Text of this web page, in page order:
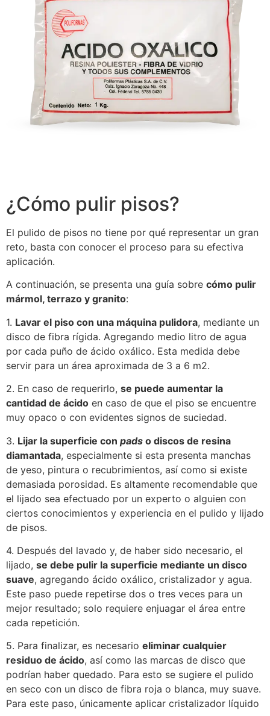
¿Cómo pulir pisos?
El pulido de pisos no tiene por qué representar un gran
reto, basta con conocer el proceso para su efectiva
aplicación.
A continuación, se presenta una guía sobre cómo pulir
mármol, terrazo y granito:
1. Lavar el piso con una máquina pulidora, mediante un
disco de fibra rígida. Agregando medio litro de agua
por cada puño de ácido oxálico. Esta medida debe
servir para un área aproximada de 3 a 6 m2.
2. En caso de requerirlo, se puede aumentar la
cantidad de ácido en caso de que el piso se encuentre
muy opaco o con evidentes signos de suciedad.
3. Lijar la superficie con pads o discos de resina
diamantada, especialmente si esta presenta manchas
de yeso, pintura o recubrimientos, así como si existe
demasiada porosidad. Es altamente recomendable que
el lijado sea efectuado por un experto o alguien con
ciertos conocimientos y experiencia en el pulido y lijado
de pisos.
4. Después del lavado y, de haber sido necesario, el
lijado, se debe pulir la superficie mediante un disco
suave, agregando ácido oxálico, cristalizador y agua.
Este paso puede repetirse dos o tres veces para un
mejor resultado; solo requiere enjuagar el área entre
cada repetición.
5. Para finalizar, es necesario eliminar cualquier
residuo de ácido, así como las marcas de disco que
podrían haber quedado. Para esto se sugiere el pulido
en seco con un disco de fibra roja o blanca, muy suave.
Para este paso, únicamente aplicar cristalizador líquido